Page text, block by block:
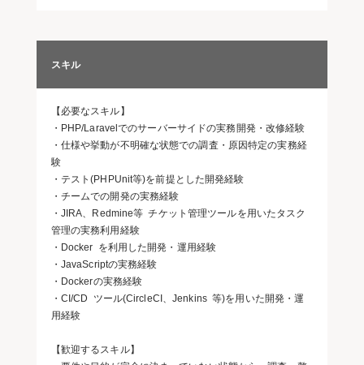
スキル
【必要なスキル】
・PHP/Laravelでのサーバーサイドの実務開発・改修経験
・仕様や挙動が不明確な状態での調査・原因特定の実務経
験
・テスト(PHPUnit等)を前提とした開発経験
・チームでの開発の実務経験
・JIRA、Redmine等 チケット管理ツールを用いたタスク
管理の実務利用経験
・Docker を利用した開発・運用経験
・JavaScriptの実務経験
・Dockerの実務経験
・CI/CD ツール(CircleCI、Jenkins 等)を用いた開発・運
用経験
【歓迎するスキル】